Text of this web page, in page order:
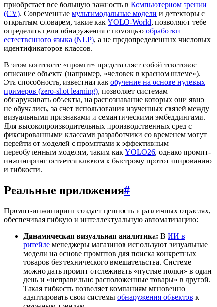
приобретает все большую важность в Компьютерном зрении
(CV). Современные мультимодальные модели и детекторы с
открытым словарем, такие как YOLO-World, позволяют тебе
определять цели обнаружения с помощью обработки
естественного языка (NLP), а не предопределенных числовых
идентификаторов классов.
В этом контексте «промпт» представляет собой текстовое
описание объекта (например, «человек в красном шлеме»).
Эта способность, известная как обучение на основе нулевых
примеров (zero-shot learning), позволяет системам
обнаруживать объекты, на распознавание которых они явно
не обучались, за счет использования изученных связей между
визуальными признаками и семантическими эмбеддингами.
Для высокопроизводительных производственных сред с
фиксированными классами разработчики со временем могут
перейти от моделей с промптами к эффективным
переобученным моделям, таким как YOLO26, однако промпт-
инжиниринг остается ключом к быстрому прототипированию
и гибкости.
Реальные приложения#
Промпт-инжиниринг создает ценность в различных отраслях,
обеспечивая гибкую и интеллектуальную автоматизацию:
Динамическая визуальная аналитика: В ИИ в
ритейле менеджеры магазинов используют визуальные
модели на основе промптов для поиска конкретных
товаров без технического вмешательства. Системе
можно дать промпт отслеживать «пустые полки» в один
день и «неправильно расположенные товары» в другой.
Такая гибкость позволяет компаниям мгновенно
адаптировать свои системы обнаружения объектов к